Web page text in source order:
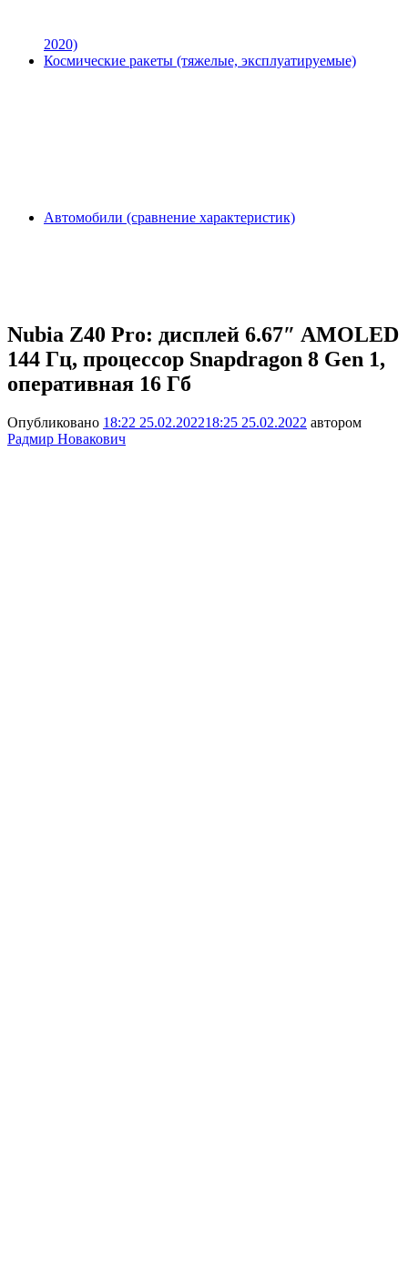
2020)
Космические ракеты (тяжелые, эксплуатируемые)
Автомобили (сравнение характеристик)
Nubia Z40 Pro: дисплей 6.67″ AMOLED
144 Гц, процессор Snapdragon 8 Gen 1,
оперативная 16 Гб
Опубликовано 18:22 25.02.202218:25 25.02.2022 автором
Радмир Новакович